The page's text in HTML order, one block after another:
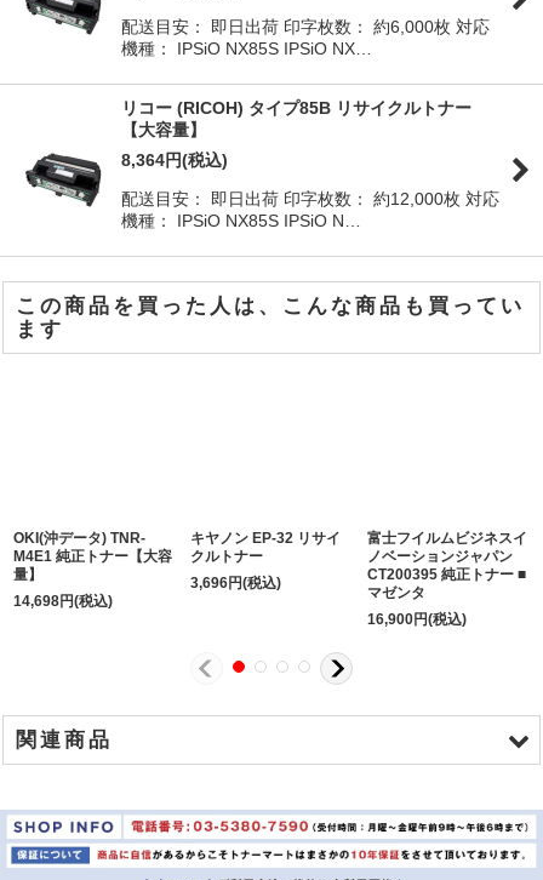
配送目安： 即日出荷 印字枚数： 約6,000枚 対応
機種： IPSiO NX85S IPSiO NX…
リコー (RICOH) タイプ85B リサイクルトナー
【大容量】
8,364円(税込)
配送目安： 即日出荷 印字枚数： 約12,000枚 対応
機種： IPSiO NX85S IPSiO N…
この商品を買った人は、こんな商品も買ってい
ます
OKI(沖データ) TNR-
M4E1 純正トナー【大容
量】
14,698円(税込)
キヤノン EP-32 リサイ
クルトナー
3,696円(税込)
富士フイルムビジネスイ
ノベーションジャパン
CT200395 純正トナー ■
マゼンタ
16,900円(税込)
関連商品
リコー タイプ85B リサイクルトナー 【大容量】
リコー タイプ85A リサイクルトナー 【小容量】